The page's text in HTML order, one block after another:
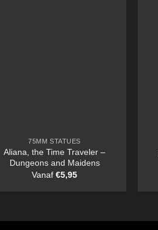
75MM STATUES
Aliana, the Time Traveler –
Dungeons and Maidens
Vanaf€5,95